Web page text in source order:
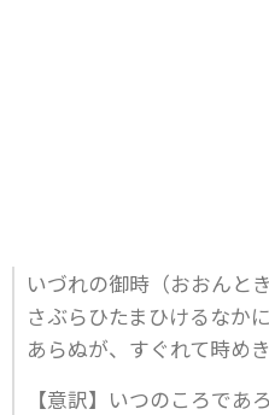
いづれの御時（おおんと
さぶらひたまひけるなか
あらぬが、すぐれて時
【意訳】いつのころで